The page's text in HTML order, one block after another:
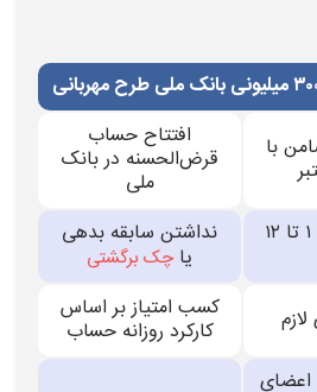
با
افتتاح حساب
قرض‌الحسنه در بانک
ملی
گردش حساب حداقل ۱ تا ۱۲
نداشتن سابقه بدهی
یا چک برگشتی
کسب امتیاز بر اساس
کارکرد روزانه حساب
اعضای